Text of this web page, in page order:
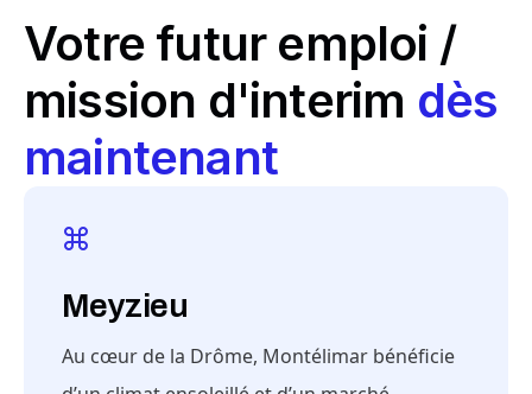
Votre futur emploi /
mission d'interim dès
maintenant
Meyzieu
Au cœur de la Drôme, Montélimar bénéficie